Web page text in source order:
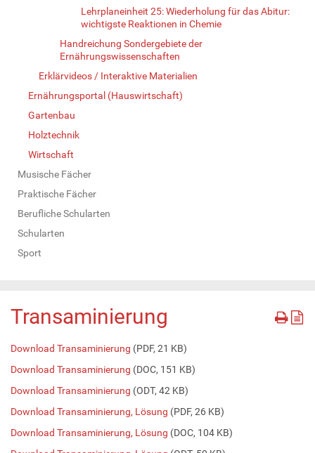
Lehrplaneinheit 25: Wiederholung für das Abitur:
wichtigste Reaktionen in Chemie
Handreichung Sondergebiete der
Ernährungswissenschaften
Erklärvideos / Interaktive Materialien
Ernährungsportal (Hauswirtschaft)
Gartenbau
Holztechnik
Wirtschaft
Musische Fächer
Praktische Fächer
Berufliche Schularten
Schularten
Sport
Transaminierung
Download Transaminierung (PDF, 21 KB)
Download Transaminierung (DOC, 151 KB)
Download Transaminierung (ODT, 42 KB)
Download Transaminierung, Lösung (PDF, 26 KB)
Download Transaminierung, Lösung (DOC, 104 KB)